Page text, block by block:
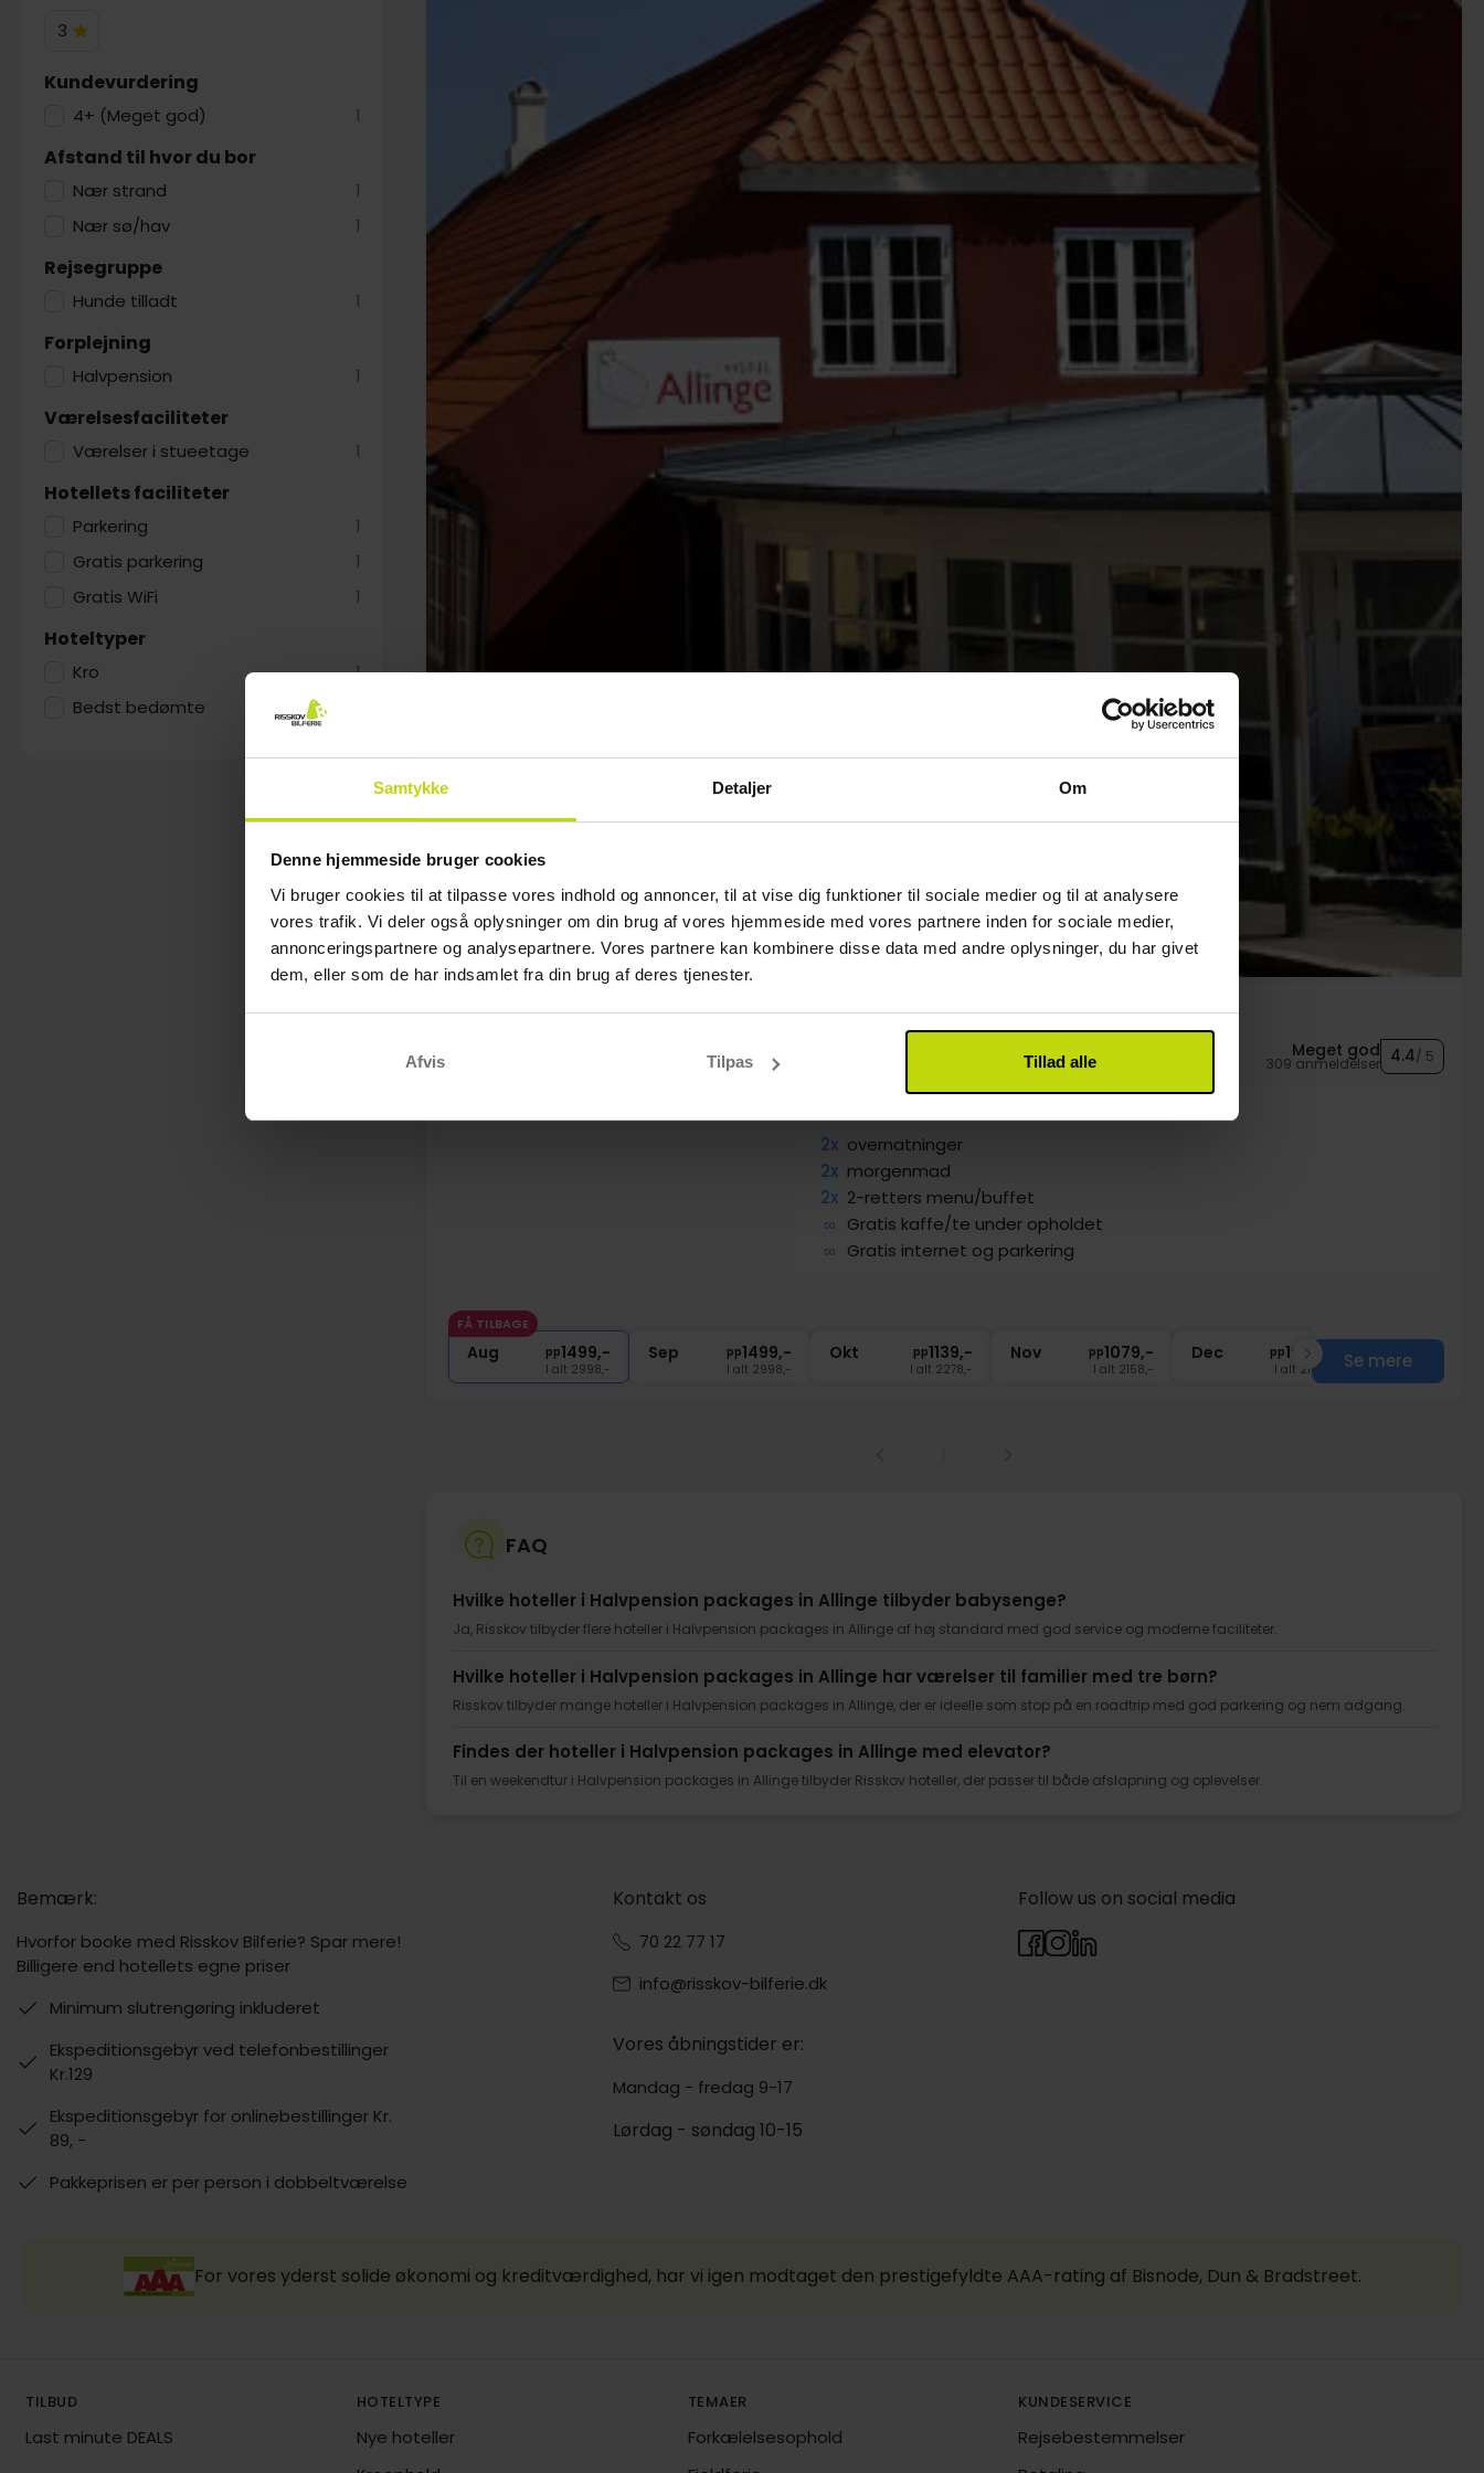
Samtykke Detaljer Om
Denne hjemmeside bruger cookies
Vi bruger cookies til at tilpasse vores indhold og annoncer, til at vise dig funktioner til sociale medier og til at analysere
vores trafik. Vi deler også oplysninger om din brug af vores hjemmeside med vores partnere inden for sociale medier,
annonceringspartnere og analysepartnere. Vores partnere kan kombinere disse data med andre oplysninger, du har givet
dem, eller som de har indsamlet fra din brug af deres tjenester.
Afvis Tilpas Tillad alle
3
3
Kundevurdering
4+ (Meget god) 1
Afstand til hvor du bor
Nær strand 1
Nær sø/hav 1
Rejsegruppe
Hunde tilladt 1
Forplejning
Halvpension 1
Værelsesfaciliteter
Værelser i stueetage 1
Hotellets faciliteter
Parkering 1
Gratis parkering 1
Gratis WiFi 1
Hoteltyper
Kro 1
Bedst bedømte
Historisk hotel centralt i Allinge
Meget god
309 anmeldelser 4.4/ 5
2x overnatninger
2x morgenmad
2x 2-retters menu/buffet
∞ Gratis kaffe/te under opholdet
∞ Gratis internet og parkering
FÅ TILBAGE
Aug pp1499,-
I alt 2998,-
Sep pp1499,-
I alt 2998,-
Okt pp1139,-
I alt 2278,-
Nov pp1079,-
I alt 2158,-
Dec pp1079,-
I alt 2158,- Se mere
FAQ
Hvilke hoteller i Halvpension packages in Allinge tilbyder babysenge?
Ja, Risskov tilbyder flere hoteller i Halvpension packages in Allinge af høj standard med god service og moderne faciliteter.
Hvilke hoteller i Halvpension packages in Allinge har værelser til familier med tre børn?
Risskov tilbyder mange hoteller i Halvpension packages in Allinge, der er ideelle som stop på en roadtrip med god parkering og nem adgang.
Findes der hoteller i Halvpension packages in Allinge med elevator?
Til en weekendtur i Halvpension packages in Allinge tilbyder Risskov hoteller, der passer til både afslapning og oplevelser.
Bemærk:
Hvorfor booke med Risskov Bilferie? Spar mere!
Billigere end hotellets egne priser
Minimum slutrengøring inkluderet
Ekspeditionsgebyr ved telefonbestillinger
Kr.129
Ekspeditionsgebyr for onlinebestillinger Kr.
89, -
Pakkeprisen er per person i dobbeltværelse
Kontakt os
70 22 77 17
info@risskov-bilferie.dk
Vores åbningstider er:
Mandag - fredag 9-17
Lørdag - søndag 10-15
Follow us on social media
For vores yderst solide økonomi og kreditværdighed, har vi igen modtaget den prestigefyldte AAA-rating af Bisnode, Dun & Bradstreet.
TILBUD
Last minute DEALS
HOTELTYPE
Nye hoteller
TEMAER
Forkælelsesophold
KUNDESERVICE
Rejsebestemmelser